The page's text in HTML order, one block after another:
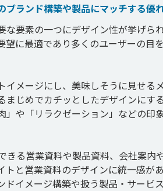
ランド構築や製品にマッチする優
な要素の一つにデザイン性が挙げら
に最適であり多くのユーザーの目
メージにし、美味しそうに見せる
まじめでカチッとしたデザインにす
」や「リラクゼーション」などの印
きる営業資料や製品資料、会社案内
トと営業資料のデザインに統一感が
ドイメージ構築や扱う製品・サービ